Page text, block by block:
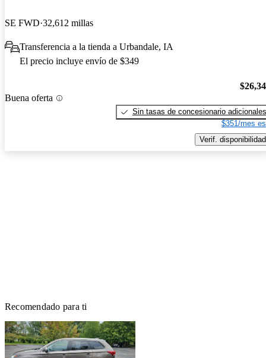
SE FWD 32,612 millas
Transferencia a la tienda a Urbandale, IA
El precio incluye envío de $349
Buena oferta
Sin tasas de concesionario adicionales
$351/mes
Verif. disponibilidad
Recomendado para ti